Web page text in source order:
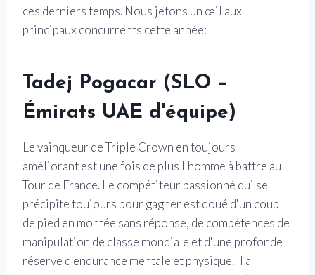
ces derniers temps. Nous jetons un œil aux
principaux concurrents cette année:
Tadej Pogacar (SLO –
Émirats UAE d'équipe)
Le vainqueur de Triple Crown en toujours
améliorant est une fois de plus l'homme à battre au
Tour de France. Le compétiteur passionné qui se
précipite toujours pour gagner est doué d'un coup
de pied en montée sans réponse, de compétences de
manipulation de classe mondiale et d'une profonde
réserve d'endurance mentale et physique. Il a